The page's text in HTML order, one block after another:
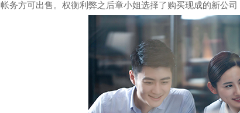
帐务方可出售。权衡利弊之后章小姐选择了购买现成的新公司